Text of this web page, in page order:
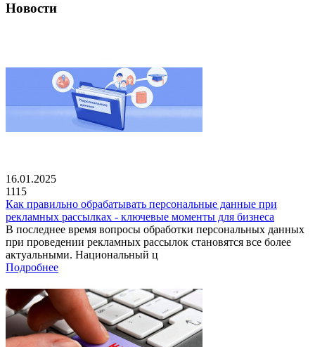
Новости
16.01.2025
1115
Как правильно обрабатывать персональные данные при
рекламных рассылках - ключевые моменты для бизнеса
В последнее время вопросы обработки персональных данных
при проведении рекламных рассылок становятся все более
актуальными. Национальный ц
Подробнее